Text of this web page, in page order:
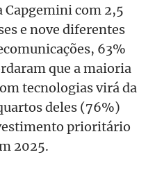
Capgemini com 2,5
e nove diferentes
63%
que a maioria
tecnologias virá da
deles (76%)
prioritário
2025.